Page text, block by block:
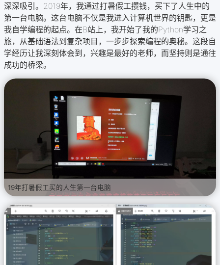
深深吸引。2019年，我通过打暑假工攒钱，买下了人生中的
第一台电脑。这台电脑不仅是我进入计算机世界的钥匙，更是
我自学编程的起点。在B站上，我开始了我的Python学习之
旅，从基础语法到复杂项目，一步步探索编程的奥秘。这段自
学经历让我深刻体会到，兴趣是最好的老师，而坚持则是通往
成功的桥梁。
19年打暑假工买的人生第一台电脑